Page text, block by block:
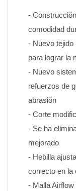
-
comodidad
- Nuevo tejido
para lograr la
- Nuevo
refuerzos de
abrasión
- Corte
- Se ha
mejorado
- Hebilla
correcto en la
- Malla